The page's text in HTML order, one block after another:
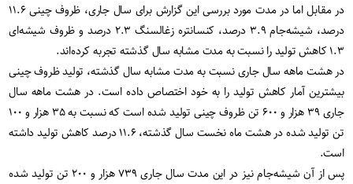
در مقابل اما در مدت مورد بررسی این گزارش برای سال جاری، ظروف چینی ۱۱.۶
درصد، شیشه‌جام ۳.۹ درصد، کنسانتره زغالسنگ ۲.۳ درصد و ظروف شیشه‌ای
۱.۳ کاهش تولید را نسبت به مدت مشابه سال گذشته تجربه کرده‌اند.
در هشت ماهه سال جاری نسبت به مدت مشابه سال گذشته، تولید ظروف چینی
بیشترین آمار کاهش تولید را به خود اختصاص داده است. در هشت ماهه سال
جاری ۳۹ هزار و ۶۰۰ تن ظروف چینی تولید شده است که نسبت به ۳۵ هزار و ۱۰۰
تن تولید شده در هشت ماه نخست سال گذشته، ۱۱.۶ درصد کاهش تولید داشته
است.
پس از آن شیشه‌جام نیز در این مدت سال جاری ۷۳۹ هزار و ۲۰۰ تن تولید شده